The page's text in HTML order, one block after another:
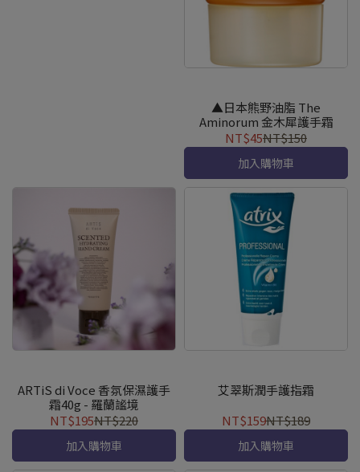
▲日本熊野油脂 The
Aminorum 金木犀護手霜
NT$45NT$150
加入購物車
ARTiS di Voce 香氛保濕護手
霜40g - 羅蘭謐境
NT$195NT$220
加入購物車
艾翠斯潤手護指霜
NT$159NT$189
加入購物車